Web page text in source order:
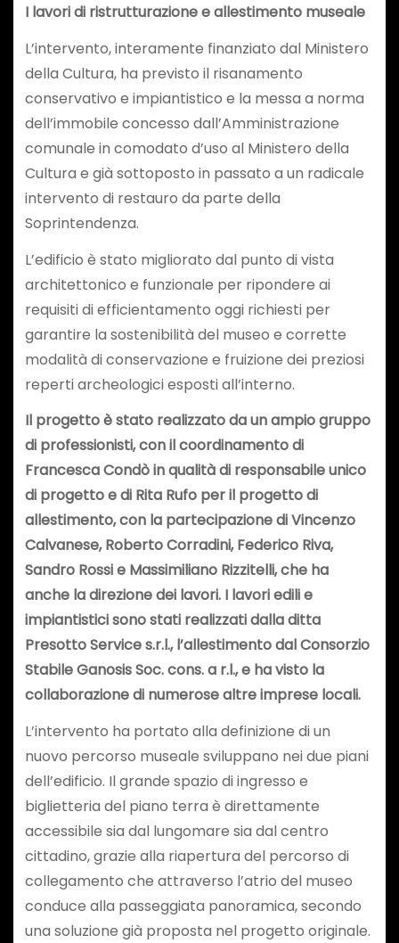
I lavori di ristrutturazione e allestimento museale
L’intervento, interamente finanziato dal Ministero
della Cultura, ha previsto il risanamento
conservativo e impiantistico e la messa a norma
dell’immobile concesso dall’Amministrazione
comunale in comodato d’uso al Ministero della
Cultura e già sottoposto in passato a un radicale
intervento di restauro da parte della
Soprintendenza.
L’edificio è stato migliorato dal punto di vista
architettonico e funzionale per ripondere ai
requisiti di efficientamento oggi richiesti per
garantire la sostenibilità del museo e corrette
modalità di conservazione e fruizione dei preziosi
reperti archeologici esposti all’interno.
Il progetto è stato realizzato da un ampio gruppo
di professionisti, con il coordinamento di
Francesca Condò in qualità di responsabile unico
di progetto e di Rita Rufo per il progetto di
allestimento, con la partecipazione di Vincenzo
Calvanese, Roberto Corradini, Federico Riva,
Sandro Rossi e Massimiliano Rizzitelli, che ha
anche la direzione dei lavori. I lavori edili e
impiantistici sono stati realizzati dalla ditta
Presotto Service s.r.l., l’allestimento dal Consorzio
Stabile Ganosis Soc. cons. a r.l., e ha visto la
collaborazione di numerose altre imprese locali.
L’intervento ha portato alla definizione di un
nuovo percorso museale sviluppano nei due piani
dell’edificio. Il grande spazio di ingresso e
biglietteria del piano terra è direttamente
accessibile sia dal lungomare sia dal centro
cittadino, grazie alla riapertura del percorso di
collegamento che attraverso l’atrio del museo
conduce alla passeggiata panoramica, secondo
una soluzione già proposta nel progetto originale.